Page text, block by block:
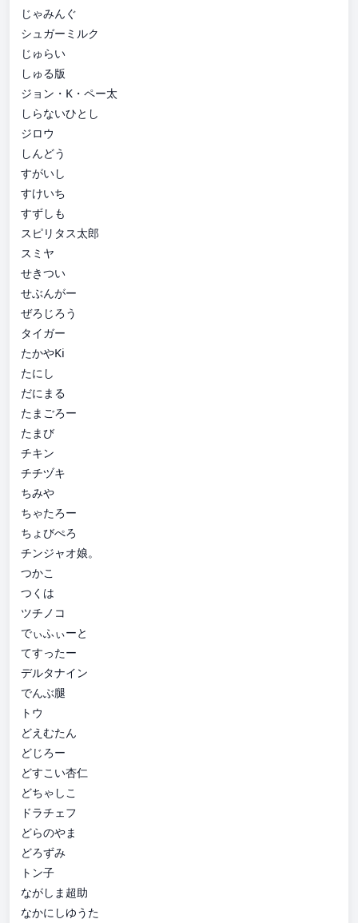
じゃみんぐ
シュガーミルク
じゅらい
しゅる版
ジョン・K・ペー太
しらないひとし
ジロウ
しんどう
すがいし
すけいち
すずしも
スピリタス太郎
スミヤ
せきつい
せぶんがー
ぜろじろう
タイガー
たかやKi
たにし
だにまる
たまごろー
たまび
チキン
チチヅキ
ちみや
ちゃたろー
ちょびぺろ
チンジャオ娘。
つかこ
つくは
ツチノコ
でぃふぃーと
てすったー
デルタナイン
でんぶ腿
トウ
どえむたん
どじろー
どすこい杏仁
どちゃしこ
ドラチェフ
どらのやま
どろずみ
トン子
ながしま超助
なかにしゆうた